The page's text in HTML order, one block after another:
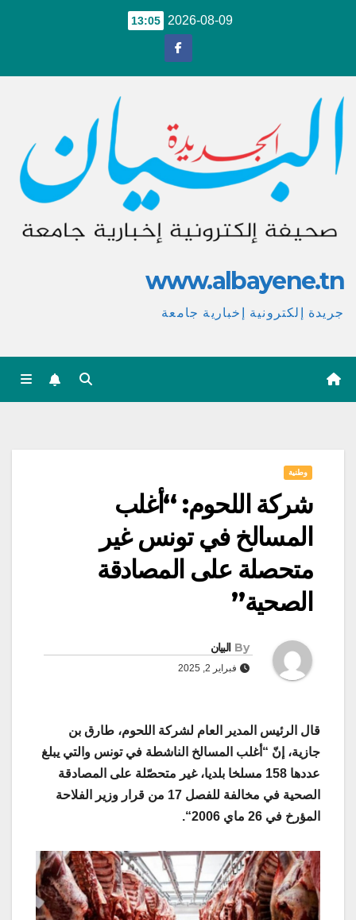
2026-08-09
13:05
www.albayene.tn
جريدة إلكترونية إخبارية جامعة
وطنية
شركة اللحوم: “أغلب
المسالخ في تونس غير
متحصلة على المصادقة
الصحية”
By البيان
فبراير 2, 2025
قال الرئيس المدير العام لشركة اللحوم، طارق بن
جازية، إنّ “أغلب المسالخ الناشطة في تونس والتي يبلغ
عددها 158 مسلخا بلديا، غير متحصّلة على المصادقة
الصحية في مخالفة للفصل 17 من قرار وزير الفلاحة
المؤرخ في 26 ماي 2006
“.